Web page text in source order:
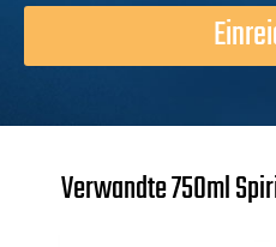
Verwandte 750ml